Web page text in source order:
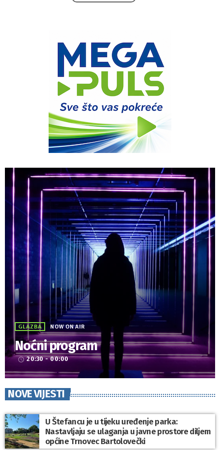
GLAZBA NOW ON AIR
Noćni program
access_time 20:30 - 00:00
NOVE VIJESTI
U Štefancu je u tijeku uređenje parka:
Nastavljaju se ulaganja u javne prostore diljem
općine Trnovec Bartolovečki